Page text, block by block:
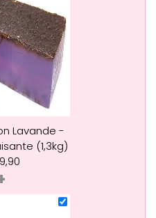
Lavande -
(1,3kg)